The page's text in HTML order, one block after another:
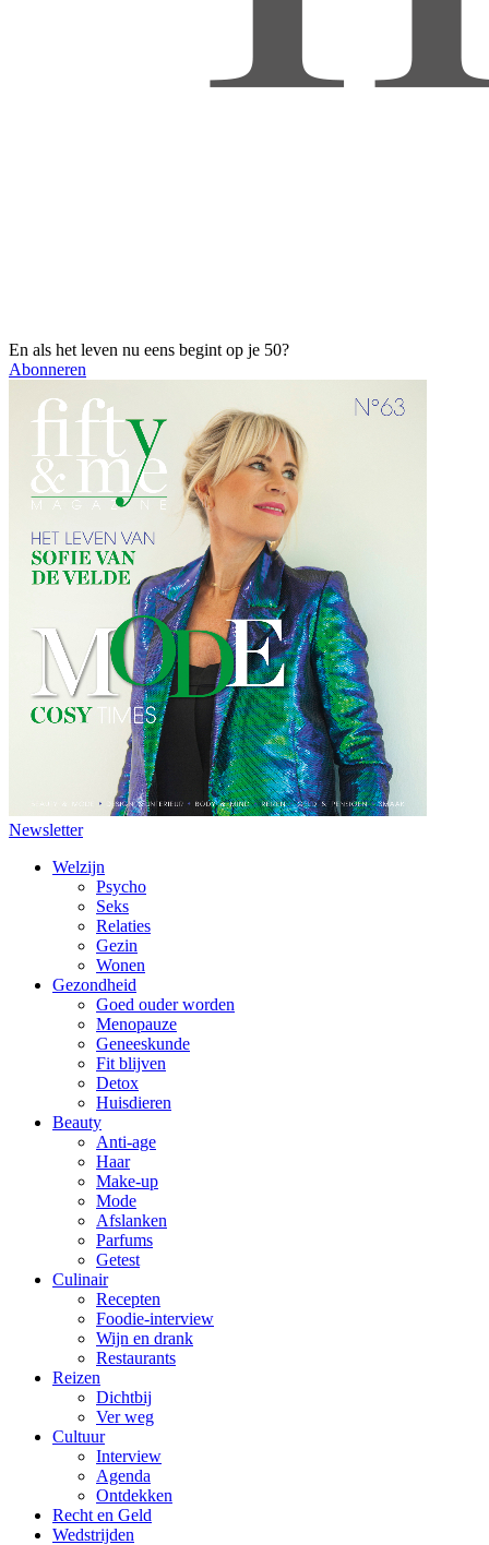
En als het leven nu eens begint op je 50?
Abonneren
Newsletter
Welzijn
Psycho
Seks
Relaties
Gezin
Wonen
Gezondheid
Goed ouder worden
Menopauze
Geneeskunde
Fit blijven
Detox
Huisdieren
Beauty
Anti-age
Haar
Make-up
Mode
Afslanken
Parfums
Getest
Culinair
Recepten
Foodie-interview
Wijn en drank
Restaurants
Reizen
Dichtbij
Ver weg
Cultuur
Interview
Agenda
Ontdekken
Recht en Geld
Wedstrijden